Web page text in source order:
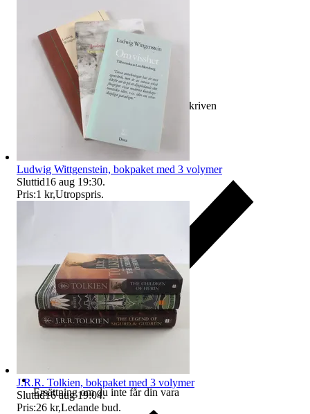
Ersättning om varan inte är som beskriven
Ersättning om du inte får din vara
Ludwig Wittgenstein, bokpaket med 3 volymer
Sluttid16 aug 19:30.
Pris:1 kr,Utropspris.
J.R.R. Tolkien, bokpaket med 3 volymer
Sluttid16 aug 19:04.
Pris:26 kr,Ledande bud.